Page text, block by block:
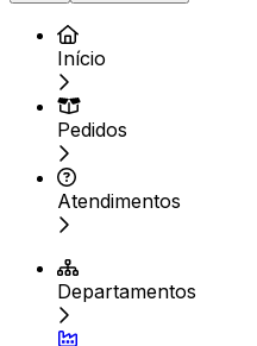
Início
Pedidos
Atendimentos
Departamentos